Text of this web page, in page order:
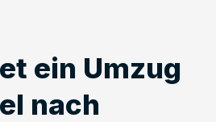
ein Umzug
nach